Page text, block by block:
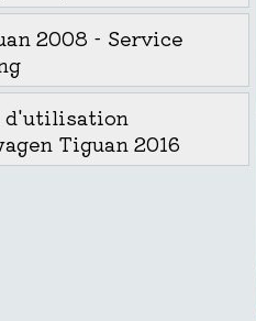
2008 - Service
d'utilisation
Tiguan 2016